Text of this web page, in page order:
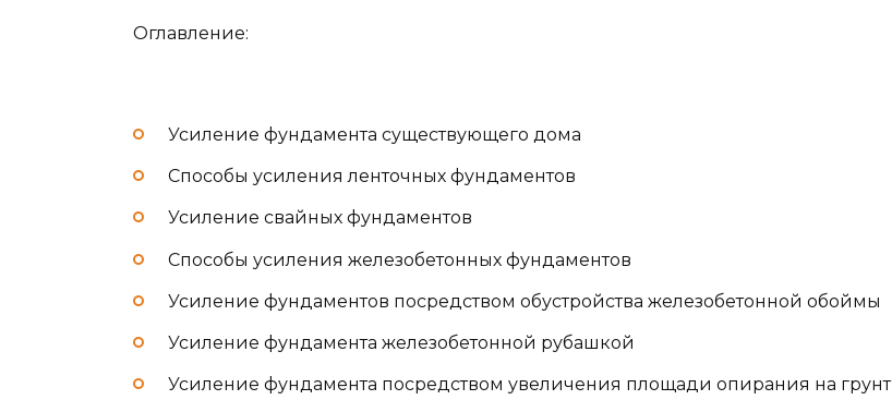
Оглавление:
Усиление фундамента существующего дома
Способы усиления ленточных фундаментов
Усиление свайных фундаментов
Способы усиления железобетонных фундаментов
Усиление фундаментов посредством обустройства железобетонной обоймы
Усиление фундамента железобетонной рубашкой
Усиление фундамента посредством увеличения площади опирания на грунт